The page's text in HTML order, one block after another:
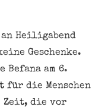
Heiligabend
Geschenke.
Befana am 6.
für die Menschen
die vor